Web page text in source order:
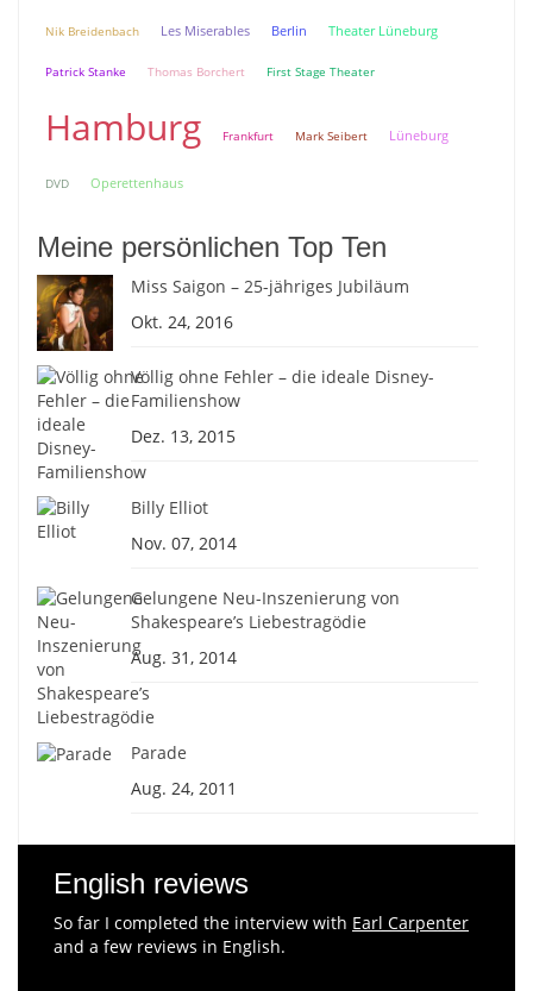
Nik Breidenbach Les Miserables Berlin Theater Lüneburg
Patrick Stanke Thomas Borchert First Stage Theater
Hamburg Frankfurt Mark Seibert Lüneburg
DVD Operettenhaus
Meine persönlichen Top Ten
Miss Saigon – 25-jähriges Jubiläum
Okt. 24, 2016
Völlig ohne Fehler – die ideale Disney-
Familienshow
Dez. 13, 2015
Billy Elliot
Nov. 07, 2014
Gelungene Neu-Inszenierung von
Shakespeare’s Liebestragödie
Aug. 31, 2014
Parade
Aug. 24, 2011
English reviews
So far I completed the interview with Earl Carpenter
and a few reviews in English.